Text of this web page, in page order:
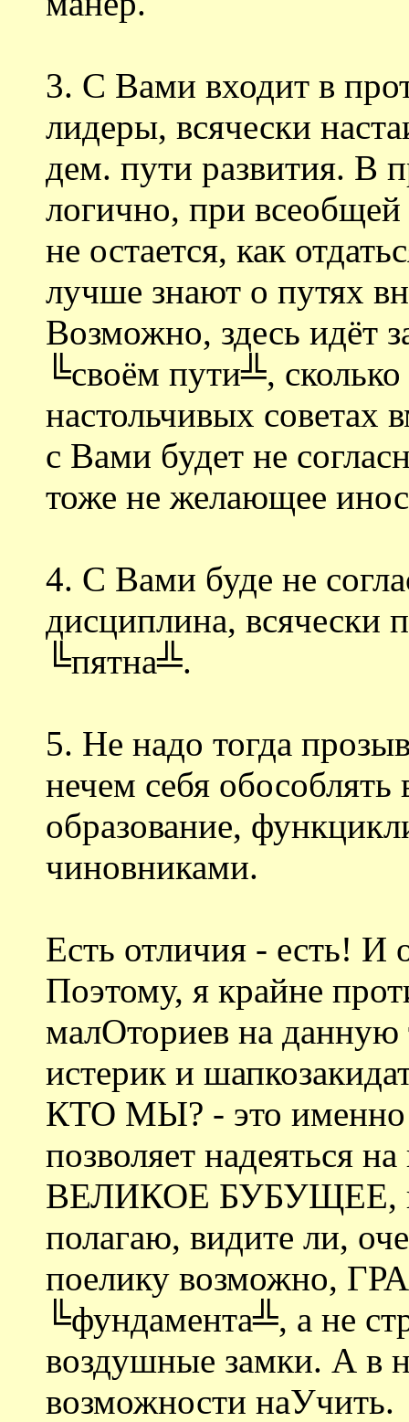
3. С Вами входит в
лидеры, всячески
дем. пути развития. В
логично, при всеобщей
не остается, как
лучше знают о путях
Возможно, здесь идёт
╚своём пути╩,
настольчивых советах
с Вами будет не
тоже не желающее
4. С Вами буде не
дисциплина,
╚пятна╩.
5. Не надо тогда
нечем себя обособлять
образование,
чиновниками.
Есть отличия - есть! И
Поэтому, я крайне
малОториев на данную
истерик и
КТО МЫ? - это именно
позволяет надеяться
ВЕЛИКОЕ БУБУЩЕЕ,
полагаю, видите ли,
поелику возможно,
╚фундамента╩, а не
воздушные замки. А в
возможности наУчить.